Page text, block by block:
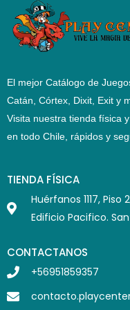
El mejor Catálogo de
Catán, Córtex, Dixit, Exit y
Visita nuestra tienda física
en todo Chile, rápidos y
TIENDA FÍSICA
Huérfanos 1117, Piso
Edificio Pacifico.
CONTACTANOS
+56951859357